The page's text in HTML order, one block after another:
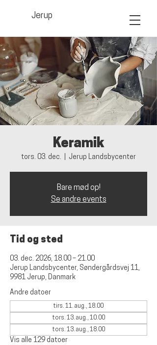
Jerup
Keramik
tors. 03. dec. Jerup Landsbycenter
Bare mød op!
Se andre events
Tid og sted
03. dec. 2026, 18.00 – 21.00
Jerup Landsbycenter, Søndergårdsvej 11,
9981 Jerup, Danmark
Andre datoer
tirs. 11. aug., 18.00
tors. 13. aug., 10.00
tors. 13. aug., 18.00
Vis alle 129 datoer